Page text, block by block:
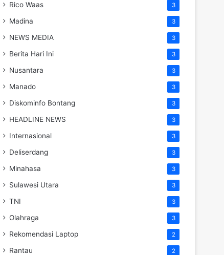
Rico Waas 3
Madina 3
NEWS MEDIA 3
Berita Hari Ini 3
Nusantara 3
Manado 3
Diskominfo Bontang 3
HEADLINE NEWS 3
Internasional 3
Deliserdang 3
Minahasa 3
Sulawesi Utara 3
TNI 3
Olahraga 3
Rekomendasi Laptop 2
Rantau 2